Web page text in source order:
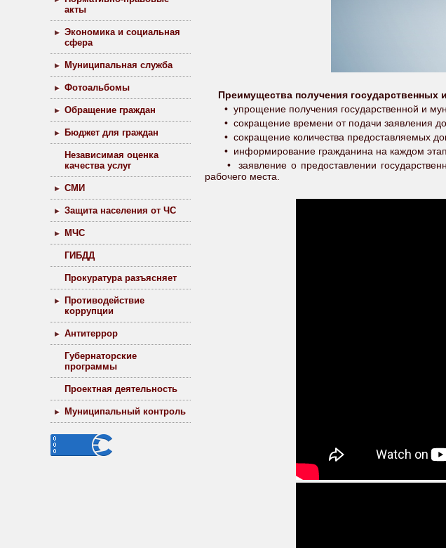
акты
Экономика и социальная
сфера
Муниципальная служба
Фотоальбомы
Обращение граждан
Бюджет для граждан
Независимая оценка
качества услуг
СМИ
Защита населения от ЧС
МЧС
ГИБДД
Прокуратура разъясняет
Противодействие
коррупции
Антитеррор
Губернаторские
программы
Проектная деятельность
Муниципальный контроль
Преимущества получения государственных
• упрощение получения государственной и
• сокращение времени от подачи заявления
• сокращение количества предоставляемых
• информирование гражданина на каждом
• заявление о предоставлении
рабочего места.